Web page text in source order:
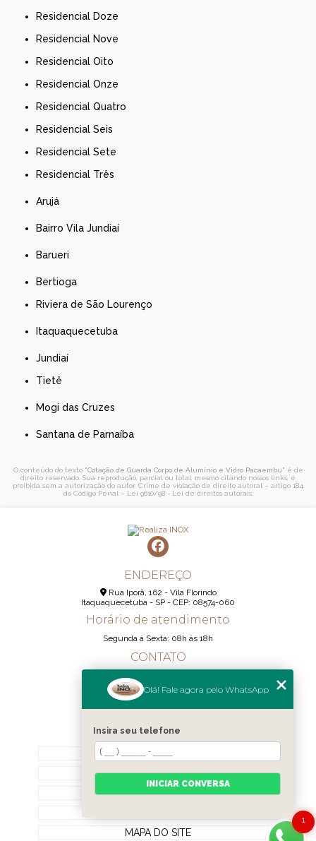
Residencial Doze
Residencial Nove
Residencial Oito
Residencial Onze
Residencial Quatro
Residencial Seis
Residencial Sete
Residencial Três
Arujá
Bairro Vila Jundiaí
Barueri
Bertioga
Riviera de São Lourenço
Itaquaquecetuba
Jundiaí
Tietê
Mogi das Cruzes
Santana de Parnaíba
O conteúdo do texto "Cotação de Guarda Corpo de Alumínio e Vidro Pacaembu" é de
direito reservado. Sua reprodução, parcial ou total, mesmo citando nossos links, é
proibida sem a autorização do autor. Crime de violação de direito autoral – artigo 184
do Código Penal – Lei 9610/98 - Lei de direitos autorais.
ENDEREÇO
Rua Iporã, 162 - Vila Florindo
Itaquaquecetuba - SP - CEP: 08574-060
Horário de atendimento
Segunda á Sexta: 08h ás 18h
CONTATO
(11) 98189-1344
MENU
HOME
QUEM SOMOS
CONTATO
MAPA DO SITE
1
Olá! Fale agora pelo WhatsApp
Insira seu telefone
INICIAR CONVERSA